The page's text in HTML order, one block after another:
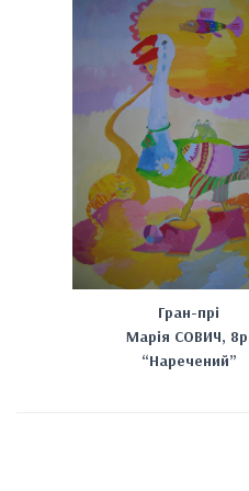
Гран-прі
Марія СОВИЧ,
“Наречений”